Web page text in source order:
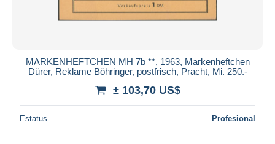
MARKENHEFTCHEN MH 7b **, 1963, Markenheftchen
Dürer, Reklame Böhringer, postfrisch, Pracht, Mi. 250.-
± 103,70 US$
Estatus Profesional